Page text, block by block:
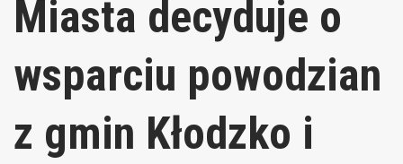
Miasta decyduje o
wsparciu powodzian
z gmin Kłodzko i